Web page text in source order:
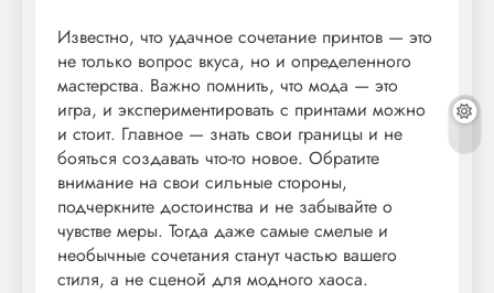
Известно, что удачное сочетание принтов — это
не только вопрос вкуса, но и определенного
мастерства. Важно помнить, что мода — это
игра, и экспериментировать с принтами можно
и стоит. Главное — знать свои границы и не
бояться создавать что-то новое. Обратите
внимание на свои сильные стороны,
подчеркните достоинства и не забывайте о
чувстве меры. Тогда даже самые смелые и
необычные сочетания станут частью вашего
стиля, а не сценой для модного хаоса.